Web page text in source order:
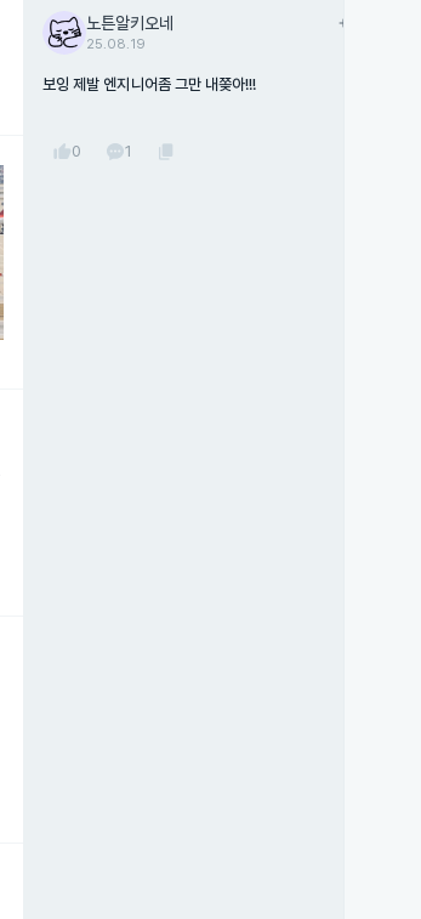
노튼알키오네
25.08.19
add
보잉 제발 엔지니어좀 그만 내쫒아!!!
thumb_up0 1 content_copy